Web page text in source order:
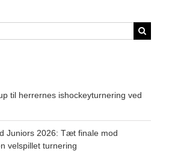
til herrernes ishockeyturnering ved
Juniors 2026: Tæt finale mod
velspillet turnering